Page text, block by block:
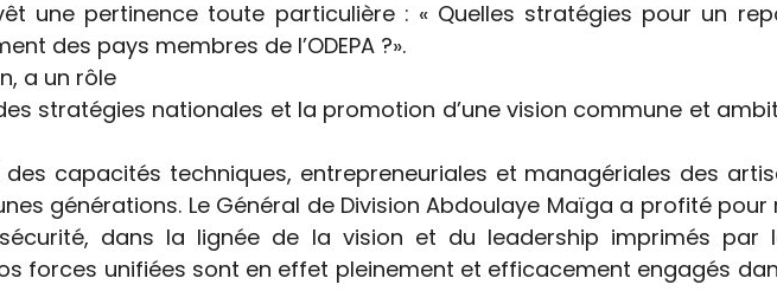
une pertinence toute particulière : « Quelles stratégies pour un
des pays membres de l’ODEPA ?».
a un rôle
stratégies nationales et la promotion d’une vision commune et
des capacités techniques, entrepreneuriales et managériales des
générations. Le Général de Division Abdoulaye Maïga a profité
dans la lignée de la vision et du leadership imprimés par
forces unifiées sont en effet pleinement et efficacement engagés